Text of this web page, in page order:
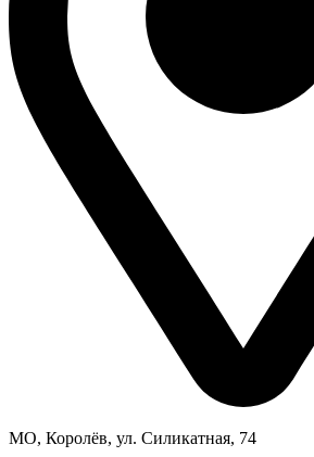
МО, Королёв, ул. Силикатная, 74